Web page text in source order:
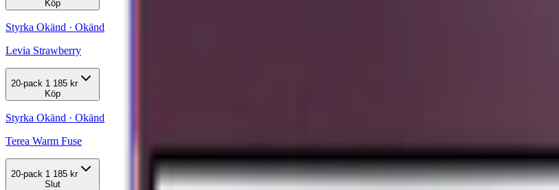
Köp
Styrka Okänd · Okänd
Levia Strawberry
20-pack 1 185 kr
Köp
Styrka Okänd · Okänd
Terea Warm Fuse
20-pack 1 185 kr
Slut